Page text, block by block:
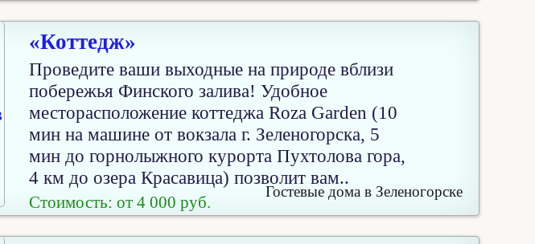
«Коттедж»
Проведите ваши выходные на природе вблизи
побережья Финского залива! Удобное
месторасположение коттеджа Roza Garden (10
мин на машине от вокзала г. Зеленогорска, 5
мин до горнолыжного курорта Пухтолова гора,
4 км до озера Красавица) позволит вам..
Стоимость: от 4 000 руб.
Гостевые дома в Зеленогорске